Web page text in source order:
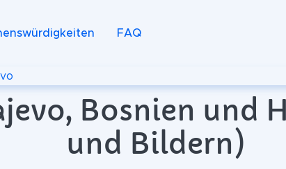
FAQ
Bosnien und
und Bildern)